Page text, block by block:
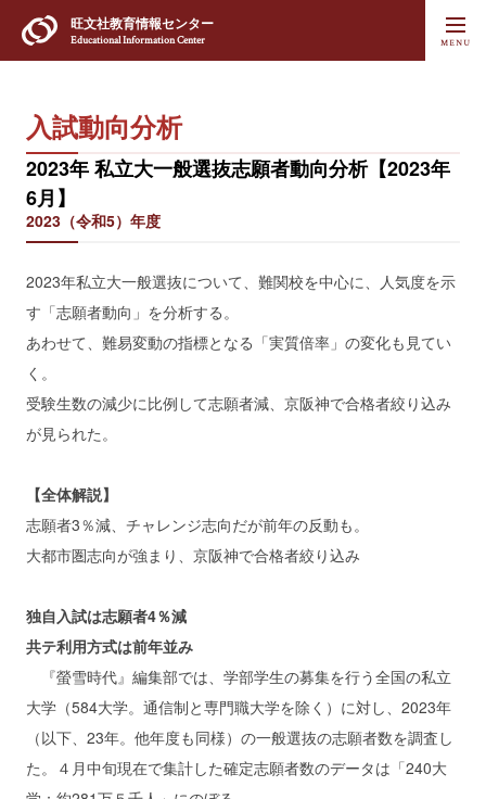
旺文社教育情報センター
Educational Information Center
入試動向分析
2023年 私立大一般選抜志願者動向分析【2023年
6月】
2023（令和5）年度
2023年私立大一般選抜について、難関校を中心に、人気度を示
す「志願者動向」を分析する。
あわせて、難易変動の指標となる「実質倍率」の変化も見てい
く。
受験生数の減少に比例して志願者減、京阪神で合格者絞り込み
が見られた。
【全体解説】
志願者3％減、チャレンジ志向だが前年の反動も。
大都市圏志向が強まり、京阪神で合格者絞り込み
独自入試は志願者4％減
共テ利用方式は前年並み
『螢雪時代』編集部では、学部学生の募集を行う全国の私立
大学（584大学。通信制と専門職大学を除く）に対し、2023年
（以下、23年。他年度も同様）の一般選抜の志願者数を調査し
た。４月中旬現在で集計した確定志願者数のデータは「240大